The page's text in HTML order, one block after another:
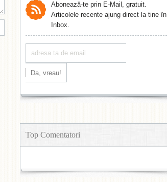
Abonează-te prin E-Mail, gratuit.
Articolele recente ajung direct la tine în
Inbox.
Top Comentatori